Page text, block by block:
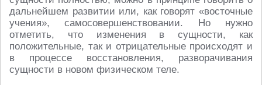
дальнейшем развитии или, как говорят «восточные
учения», самосовершенствовании. Но нужно
отметить, что изменения в сущности, как
положительные, так и отрицательные происходят и
в процессе восстановления, разворачивания
сущности в новом физическом теле.